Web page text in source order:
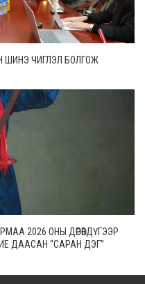
ШИНЭ ЧИГЛЭЛ БОЛГОЖ
2026 ОНЫ ДӨРӨВДҮГЭЭР
ДААСАН “САРАН ДЭГ”